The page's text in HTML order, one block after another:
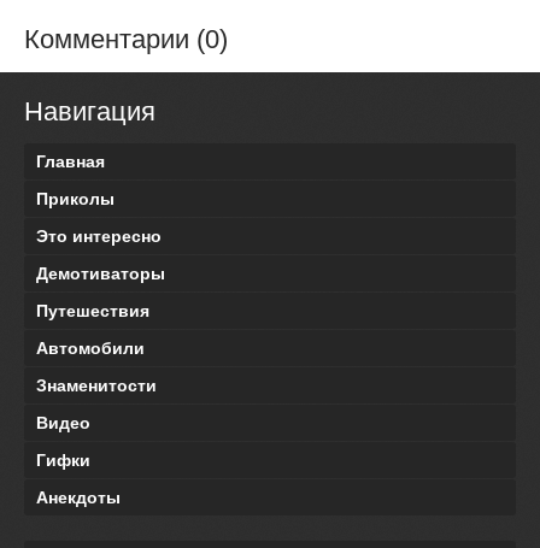
Комментарии (0)
Навигация
Главная
Приколы
Это интересно
Демотиваторы
Путешествия
Автомобили
Знаменитости
Видео
Гифки
Анекдоты